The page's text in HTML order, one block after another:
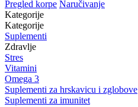
Pregled korpe Naručivanje
Kategorije
Kategorije
Suplementi
Zdravlje
Stres
Vitamini
Omega 3
Suplementi za hrskavicu i zglobove
Suplementi za imunitet